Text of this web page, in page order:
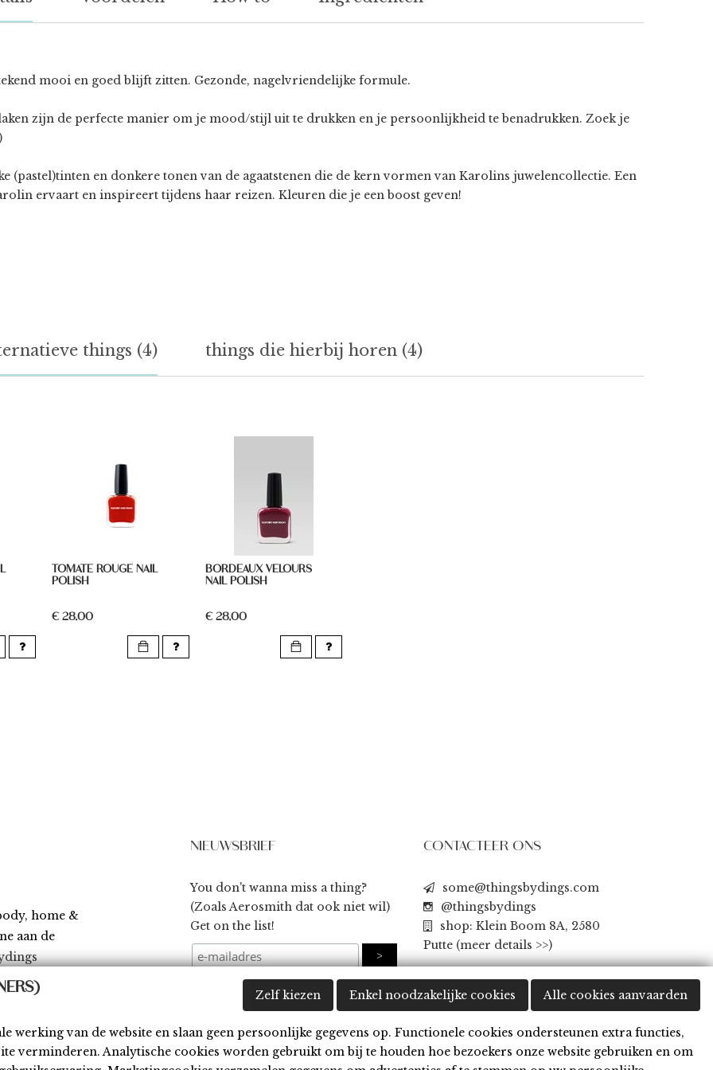
mooi en goed blijft zitten. Gezonde, nagelvriendelijke formule.
zijn de perfecte manier om je mood/stijl uit te drukken en je persoonlijkheid te benadrukken. Zoek je
en donkere tonen van de agaatstenen die de kern vormen van Karolins juwelencollectie. Een
ervaart en inspireert tijdens haar reizen. Kleuren die je een boost geven!
things (4) things die hierbij horen (4)
TOMATE ROUGE NAIL
POLISH
€ 28,00
BORDEAUX VELOURS
NAIL POLISH
€ 28,00
Zelf kiezen Enkel noodzakelijke cookies Alle cookies aanvaarden
van de website en slaan geen persoonlijke gegevens op. Functionele cookies ondersteunen extra functies,
verminderen. Analytische cookies worden gebruikt om bij te houden hoe bezoekers onze website gebruiken en om
home &
aan de
NIEUWSBRIEF
You don't wanna miss a thing?
(Zoals Aerosmith dat ook niet wil)
Get on the list!
CONTACTEER ONS
some@thingsbydings.com
@thingsbydings
shop: Klein Boom 8A, 2580
Putte (meer details >>)
Disclaimer Cookies Contact